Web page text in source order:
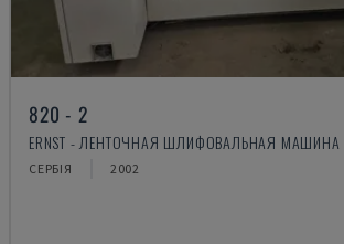
820 - 2
ERNST - ЛЕНТОЧНАЯ ШЛИФОВАЛЬНАЯ МАШИНА
СЕРБІЯ 2002